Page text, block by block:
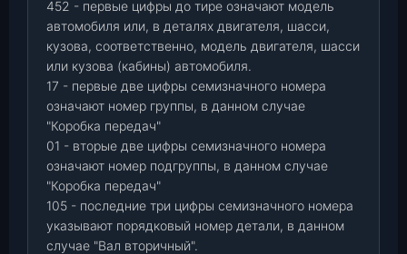
452 - первые цифры до тире означают модель
автомобиля или, в деталях двигателя, шасси,
кузова, соответственно, модель двигателя, шасси
или кузова (кабины) автомобиля.
17 - первые две цифры семизначного номера
означают номер группы, в данном случае
"Коробка передач"
01 - вторые две цифры семизначного номера
означают номер подгруппы, в данном случае
"Коробка передач"
105 - последние три цифры семизначного номера
указывают порядковый номер детали, в данном
случае "Вал вторичный".